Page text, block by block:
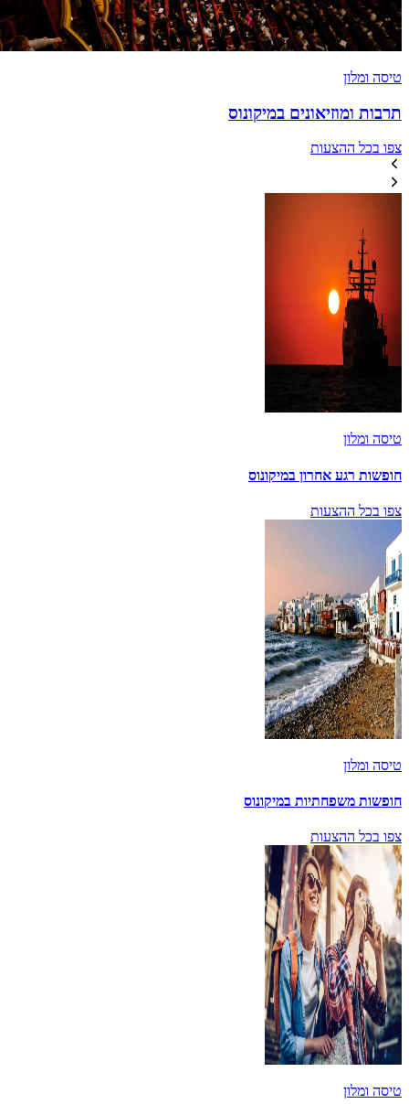
טיסה ומלון
תרבות ומוזיאונים במיקונוס
צפו בכל ההצעות
טיסה ומלון
חופשות רגע אחרון במיקונוס
צפו בכל ההצעות
טיסה ומלון
חופשות משפחתיות במיקונוס
צפו בכל ההצעות
טיסה ומלון